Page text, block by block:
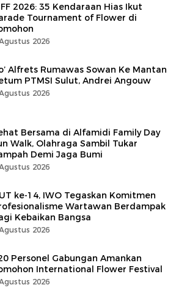
2026: 35 Kendaraan Hias Ikut
Tournament of Flower di
2026
Alfrets Rumawas Sowan Ke Mantan
PTMSI Sulut, Andrei Angouw
2026
Bersama di Alfamidi Family Day
Walk, Olahraga Sambil Tukar
Demi Jaga Bumi
2026
ke-14, IWO Tegaskan Komitmen
Wartawan Berdampak
Kebaikan Bangsa
2026
Personel Gabungan Amankan
International Flower Festival
2026